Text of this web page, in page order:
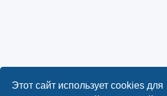
Этот сайт использует cookies для